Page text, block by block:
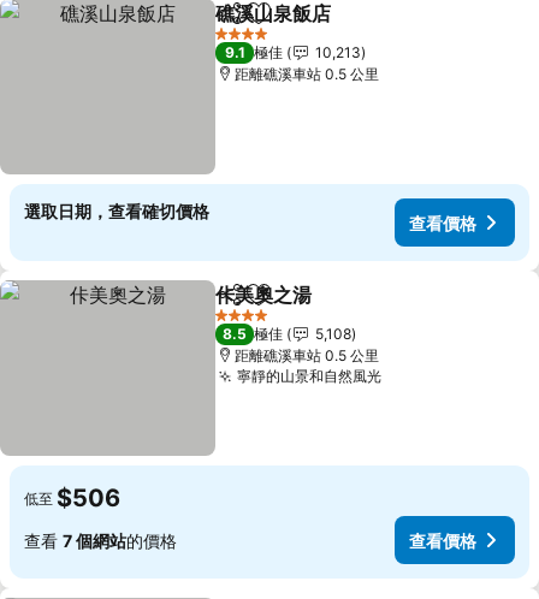
分享 放到收藏夾
礁溪山泉飯店
4 星級
9.1 極佳
10,213
距離礁溪車站 0.5 公里
選取日期，查看確切價格
查看價格
分享 放到收藏夾
佧美奧之湯
4 星級
8.5 極佳
5,108
距離礁溪車站 0.5 公里
寧靜的山景和自然風光查看價格
低至 $506
查看 7 個網站的價格 查看價格